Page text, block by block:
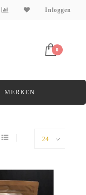
Inloggen
0
MERKEN